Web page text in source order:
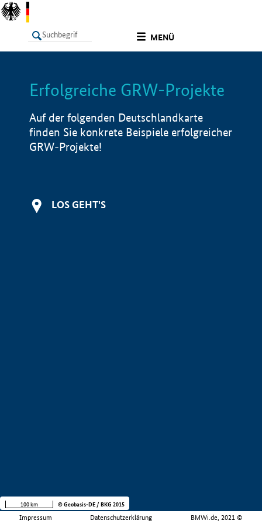
MENÜ
LISTE Info
Erfolgreiche GRW-Projekte
Auf der folgenden Deutschlandkarte
finden Sie konkrete Beispiele erfolgreicher
GRW-Projekte!
LOS GEHT'S
Impressum Datenschutzerklärung BMWi.de, 2021 ©
100 km © Geobasis-DE / BKG 2015